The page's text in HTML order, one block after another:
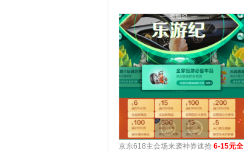
京东618主会场来袭神券速抢 6-15元全